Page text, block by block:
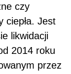
czy
ciepła. Jest
likwidacji
2014 roku
przez